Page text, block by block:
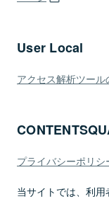
User Local
アクセス解析ツー
プライバシーポリシ
当サイトでは、利